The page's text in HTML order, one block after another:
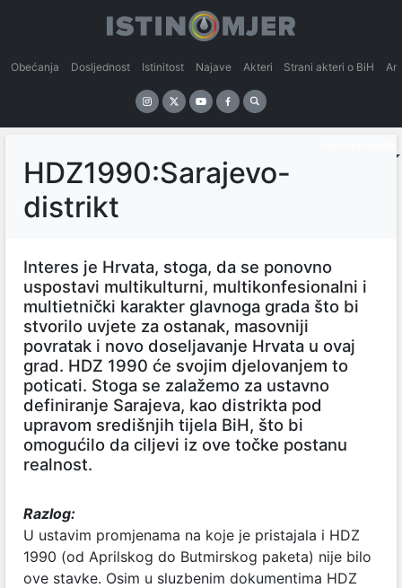
Obećanja Dosljednost Istinitost Najave Akteri Strani akteri o BiH
HDZ1990:Sarajevo-
distrikt
Interes je Hrvata, stoga, da se ponovno
uspostavi multikulturni, multikonfesionalni i
multietnički karakter glavnoga grada što bi
stvorilo uvjete za ostanak, masovniji
povratak i novo doseljavanje Hrvata u ovaj
grad. HDZ 1990 će svojim djelovanjem to
poticati. Stoga se zalažemo za ustavno
definiranje Sarajeva, kao distrikta pod
upravom središnjih tijela BiH, što bi
omogućilo da ciljevi iz ove točke postanu
realnost.
Razlog:
U ustavim promjenama na koje je pristajala i HDZ
1990 (od Aprilskog do Butmirskog paketa) nije bilo
ove stavke. Osim u sluzbenim dokumentima HDZ